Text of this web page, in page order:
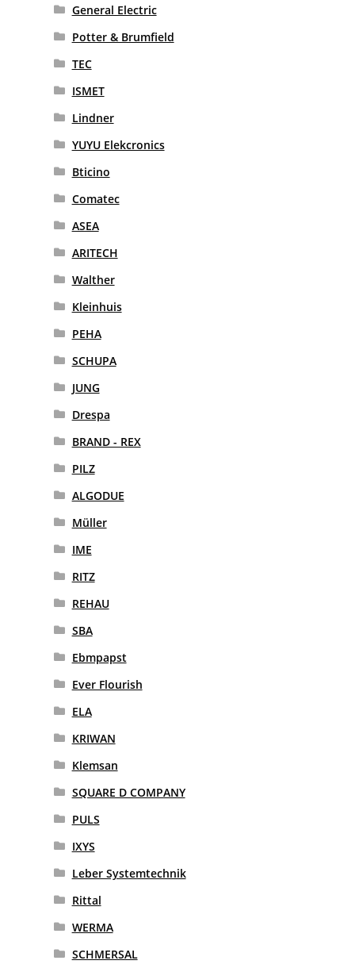
General Electric
Potter & Brumfield
TEC
ISMET
Lindner
YUYU Elekcronics
Bticino
Comatec
ASEA
ARITECH
Walther
Kleinhuis
PEHA
SCHUPA
JUNG
Drespa
BRAND - REX
PILZ
ALGODUE
Müller
IME
RITZ
REHAU
SBA
Ebmpapst
Ever Flourish
ELA
KRIWAN
Klemsan
SQUARE D COMPANY
PULS
IXYS
Leber Systemtechnik
Rittal
WERMA
SCHMERSAL